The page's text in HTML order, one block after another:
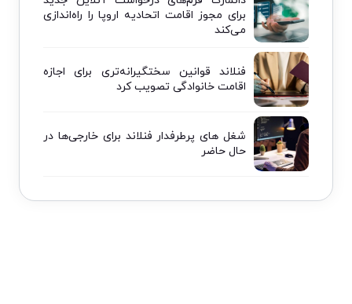
برای مجوز اقامت اتحادیه اروپا را راه‌اندازی
می‌کند
فنلاند قوانین سختگیرانه‌تری برای اجازه
اقامت خانوادگی تصویب کرد
شغل های پرطرفدار فنلاند برای خارجی‌ها در
حال حاضر